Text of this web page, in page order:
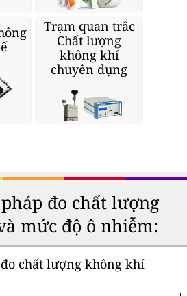
Trạm quan trắc
Chất lượng
không khí
chuyên dụng
đo chất lượng
mức độ ô nhiễm:
chất lượng không khí